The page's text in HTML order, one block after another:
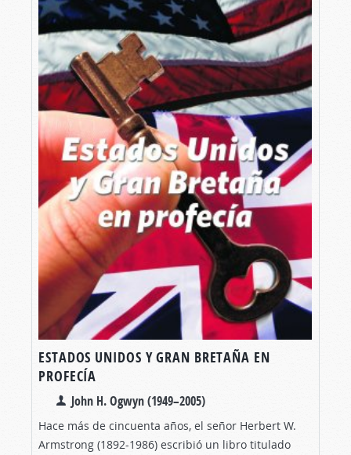
ESTADOS UNIDOS Y GRAN BRETAÑA EN
PROFECÍA
John H. Ogwyn (1949–2005)
Hace más de cincuenta años, el señor Herbert W.
Armstrong (1892-1986) escribió un libro titulado